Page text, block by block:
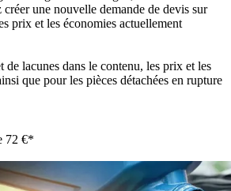
une nouvelle demande de devis sur
prix et les économies actuellement
de lacunes dans le contenu, les prix et les
que pour les pièces détachées en rupture
72 €*